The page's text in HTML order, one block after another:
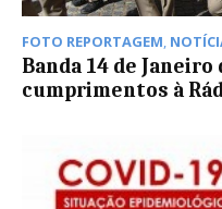
FOTO REPORTAGEM,
Banda 14 de
cumprimentos à